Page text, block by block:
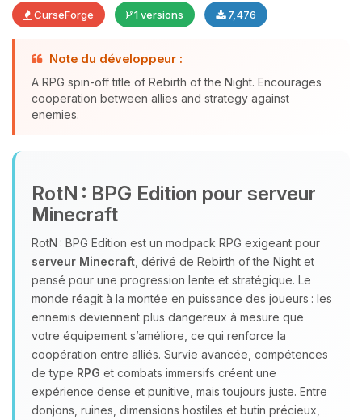
CurseForge 1 versions 7,476
Note du développeur :
A RPG spin-off title of Rebirth of the Night. Encourages
cooperation between allies and strategy against
enemies.
RotN : BPG Edition pour serveur
Minecraft
RotN : BPG Edition est un modpack RPG exigeant pour
serveur Minecraft , dérivé de Rebirth of the Night et
pensé pour une progression lente et stratégique. Le
monde réagit à la montée en puissance des joueurs : les
ennemis deviennent plus dangereux à mesure que
votre équipement s’améliore, ce qui renforce la
coopération entre alliés. Survie avancée, compétences
de type RPG et combats immersifs créent une
expérience dense et punitive, mais toujours juste. Entre
donjons, ruines, dimensions hostiles et butin précieux,
Youpi, enfin quelqu’un pour me
assistant BoxToPlay. Dis-moi ce dont
tu as besoin et je vais remuer mes